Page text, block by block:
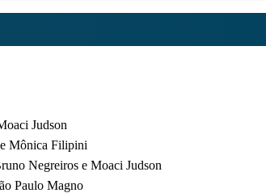
Judson
Mônica Filipini
Negreiros e Moaci Judson
Paulo Magno